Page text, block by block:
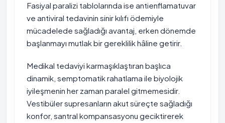
Fasiyal paralizi tablolarında ise antienflamatuvar
ve antiviral tedavinin sinir kılıfı ödemiyle
mücadelede sağladığı avantaj, erken dönemde
başlanmayı mutlak bir gereklilik hâline getirir.
Medikal tedaviyi karmaşıklaştıran başlıca
dinamik, semptomatik rahatlama ile biyolojik
iyileşmenin her zaman paralel gitmemesidir.
Vestibüler supresanların akut süreçte sağladığı
konfor, santral kompansasyonu geciktirerek